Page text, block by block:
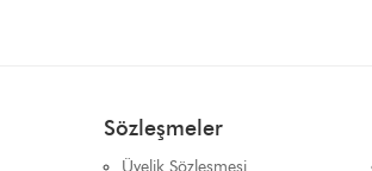
Sözleşmeler
Üyelik Sözleşmesi